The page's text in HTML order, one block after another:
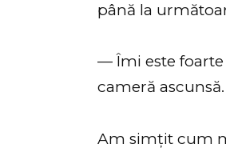
până la
— Îmi este foarte
cameră
Am simțit cum